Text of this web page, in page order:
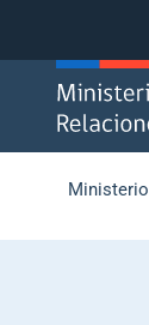
Ministerio